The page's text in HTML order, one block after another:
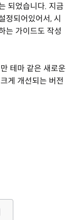
되었습니다. 지금
정되어있어서, 시
는 가이드도 작성
테마 같은 새로운
게 개선되는 버전